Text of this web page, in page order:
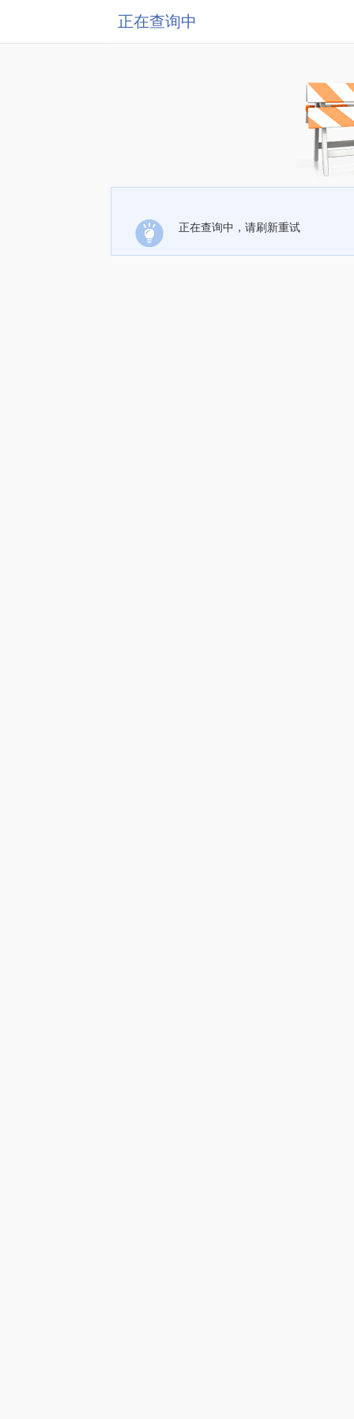
正在查询中
正在查询中，请刷新重试